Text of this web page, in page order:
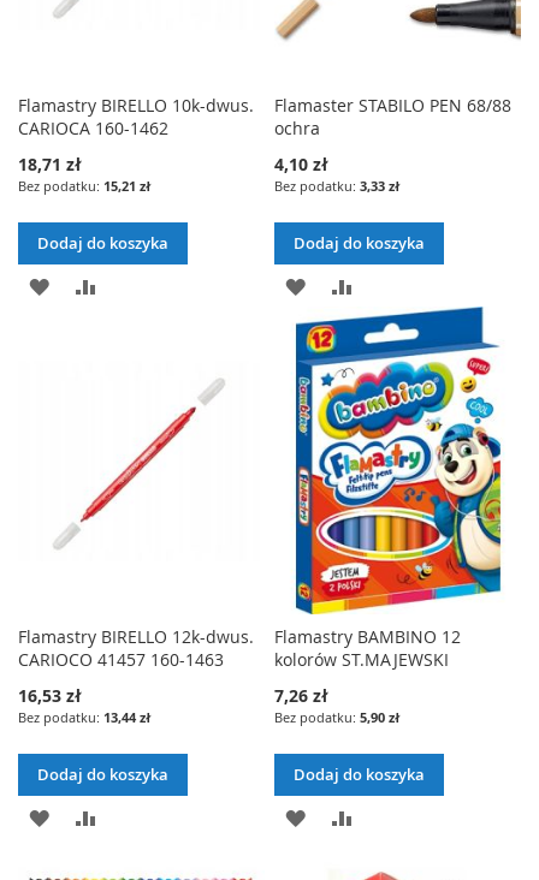
Flamastry BIRELLO 10k-dwus.
CARIOCA 160-1462
18,71 zł
15,21 zł
Dodaj do koszyka
DODAJ
Flamaster STABILO PEN 68/88
ochra
4,10 zł
3,33 zł
Dodaj do koszyka
DODAJ
DO
LISTY
ŻYCZEŃ
Flamastry BIRELLO 12k-dwus.
CARIOCO 41457 160-1463
16,53 zł
13,44 zł
Dodaj do koszyka
DODAJ
Flamastry BAMBINO 12
kolorów ST.MAJEWSKI
7,26 zł
5,90 zł
Dodaj do koszyka
DODAJ